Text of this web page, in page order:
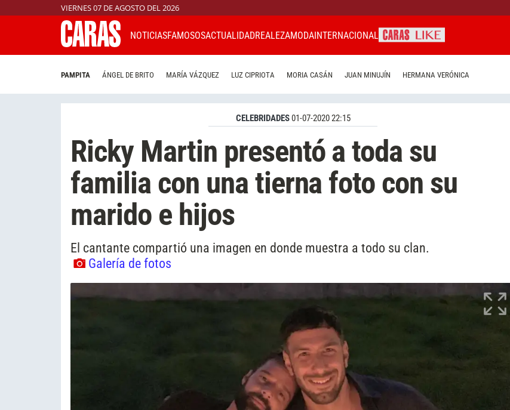
VIERNES 07 DE AGOSTO DEL 2026
NOTICIASFAMOSOSACTUALIDADREALEZAMODAINTERNACIONAL
PAMPITA ÁNGEL DE BRITO MARÍA VÁZQUEZ LUZ CIPRIOTA MORIA CASÁN JUAN MINUJÍN HERMANA VERÓNICA
CELEBRIDADES01-07-2020 22:15
Ricky Martin presentó a toda su
familia con una tierna foto con su
marido e hijos
El cantante compartió una imagen en donde muestra a todo su clan.
Galería de fotos